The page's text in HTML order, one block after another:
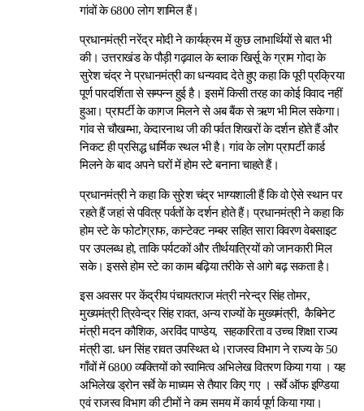
गांवों के 6800 लोग शामिल हैं।
प्रधानमंत्री नरेंद्र मोदी ने कार्यक्रम में कुछ लाभार्थियों से बात भी
की। उत्तराखंड के पौड़ी गढ़वाल के ब्लाक खिर्सू के ग्राम गोदा के
सुरेश चंद्र ने प्रधानमंत्री का धन्यवाद देते हुए कहा कि पूरी प्रक्रिया
पूर्ण पारदर्शिता से सम्पन्न हुई है। इसमें किसी तरह का कोई विवाद नहीं
हुआ। प्रापर्टी के कागज मिलने से अब बैंक से ऋण भी मिल सकेगा।
गांव से चौखम्भा, केदारनाथ जी की पर्वत शिखरों के दर्शन होते हैं और
निकट ही प्रसिद्ध धार्मिक स्थल भी है। गांव के लोग प्रापर्टी कार्ड
मिलने के बाद अपने घरों में होम स्टे बनाना चाहते हैं।
प्रधानमंत्री ने कहा कि सुरेश चंद्र भाग्यशाली हैं कि वो ऐसे स्थान पर
रहते हैं जहां से पवित्र पर्वतों के दर्शन होते हैं। प्रधानमंत्री ने कहा कि
होम स्टे के फोटोग्राफ, कान्टेक्ट नम्बर सहित सारा विवरण वेबसाइट
पर उपलब्ध हो, ताकि पर्यटकों और तीर्थयात्रियों को जानकारी मिल
सके। इससे होम स्टे का काम बढ़िया तरीके से आगे बढ़ सकता है।
इस अवसर पर केंद्रीय पंचायतराज मंत्री नरेन्द्र सिंह तोमर,
मुख्यमंत्री त्रिवेन्द्र सिंह रावत, अन्य राज्यों के मुख्यमंत्री, कैबिनेट
मंत्री मदन कौशिक, अरविंद पाण्डेय, सहकारिता व उच्च शिक्षा राज्य
मंत्री डा. धन सिंह रावत उपस्थित थे।राजस्व विभाग ने राज्य के 50
गाँवों में 6800 व्यक्तियों को स्वामित्व अभिलेख वितरण किया गया । यह
अभिलेख ड्रोन सर्वे के माध्यम से तैयार किए गए । सर्वे ऑफ इण्डिया
एवं राजस्व विभाग की टीमों ने कम समय में कार्य पूर्ण किया गया।